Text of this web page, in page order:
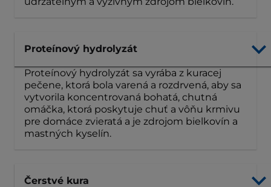
Proteínový hydrolyzát
Proteínový hydrolyzát sa vyrába z kuracej
pečene, ktorá bola varená a rozdrvená, aby sa
vytvorila koncentrovaná bohatá, chutná
omáčka, ktorá poskytuje chuť a vôňu krmivu
pre domáce zvieratá a je zdrojom bielkovín a
mastných kyselín.
Čerstvé kura